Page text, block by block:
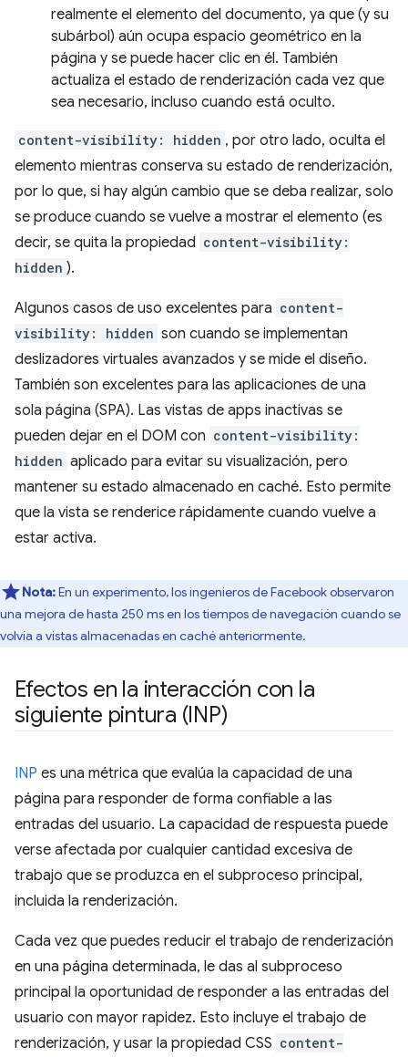
realmente el elemento del documento, ya que (y su
subárbol) aún ocupa espacio geométrico en la
página y se puede hacer clic en él. También
actualiza el estado de renderización cada vez que
sea necesario, incluso cuando está oculto.
content-visibility: hidden , por otro lado, oculta el
elemento mientras conserva su estado de renderización,
por lo que, si hay algún cambio que se deba realizar, solo
se produce cuando se vuelve a mostrar el elemento (es
decir, se quita la propiedad content-visibility:
hidden ).
Algunos casos de uso excelentes para content-
visibility: hidden son cuando se implementan
deslizadores virtuales avanzados y se mide el diseño.
También son excelentes para las aplicaciones de una
sola página (SPA). Las vistas de apps inactivas se
pueden dejar en el DOM con content-visibility:
hidden aplicado para evitar su visualización, pero
mantener su estado almacenado en caché. Esto permite
que la vista se renderice rápidamente cuando vuelve a
estar activa.
Nota:En un experimento, los ingenieros de Facebook observaron
una mejora de hasta 250 ms en los tiempos de navegación cuando se
volvía a vistas almacenadas en caché anteriormente.
Efectos en la interacción con la
siguiente pintura (INP)
INP es una métrica que evalúa la capacidad de una
página para responder de forma confiable a las
entradas del usuario. La capacidad de respuesta puede
verse afectada por cualquier cantidad excesiva de
trabajo que se produzca en el subproceso principal,
incluida la renderización.
Cada vez que puedes reducir el trabajo de renderización
en una página determinada, le das al subproceso
principal la oportunidad de responder a las entradas del
usuario con mayor rapidez. Esto incluye el trabajo de
renderización, y usar la propiedad CSS content-